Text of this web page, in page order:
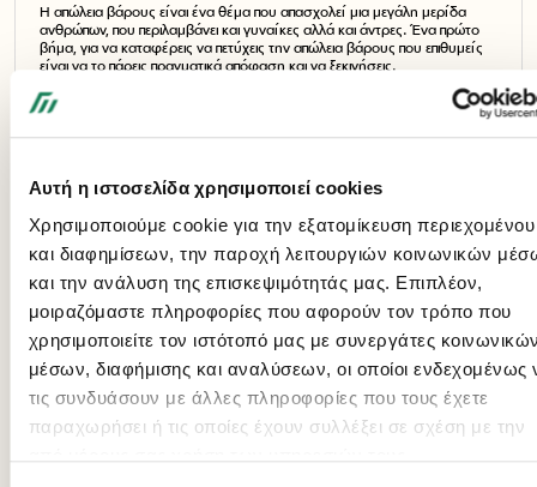
Αυτή η ιστοσελίδα χρησιμοποιεί cookies
Χρησιμοποιούμε cookie για την εξατομίκευση περιεχομένου
και διαφημίσεων, την παροχή λειτουργιών κοινωνικών
και την ανάλυση της επισκεψιμότητάς μας. Επιπλέον,
μοιραζόμαστε πληροφορίες που αφορούν τον τρόπο που
χρησιμοποιείτε τον ιστότοπό μας με συνεργάτες
μέσων, διαφήμισης και αναλύσεων, οι οποίοι ενδεχομένως
τις συνδυάσουν με άλλες πληροφορίες που τους έχετε
παραχωρήσει ή τις οποίες έχουν συλλέξει σε σχέση με την
Η απώλεια βάρους είναι ένα θέμα που απασχολεί μια μεγάλη μερίδα
ανθρώπων, που περιλαμβάνει και γυναίκες αλλά και άντρες. Ένα πρώτο
βήμα, για να καταφέρεις να πετύχεις την απώλεια βάρους που επιθυμείς
είναι να το πάρεις πραγματικά απόφαση και να ξεκινήσεις.
Πόσα γεύματα πρέπει να τρώμε μέσα στην